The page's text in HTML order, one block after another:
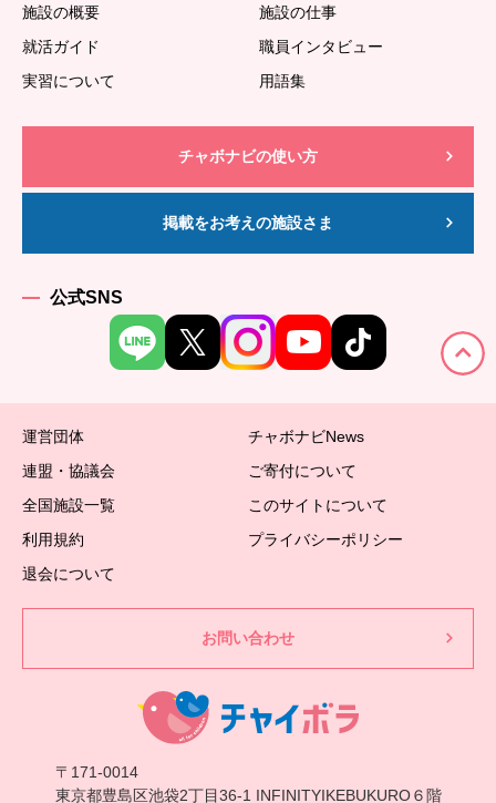
施設の概要
施設の仕事
就活ガイド
職員インタビュー
実習について
用語集
チャボナビの使い方
掲載をお考えの施設さま
公式SNS
運営団体
チャボナビNews
連盟・協議会
ご寄付について
全国施設一覧
このサイトについて
利用規約
プライバシーポリシー
退会について
お問い合わせ
〒171-0014
東京都豊島区池袋2丁目36-1 INFINITYIKEBUKURO６階